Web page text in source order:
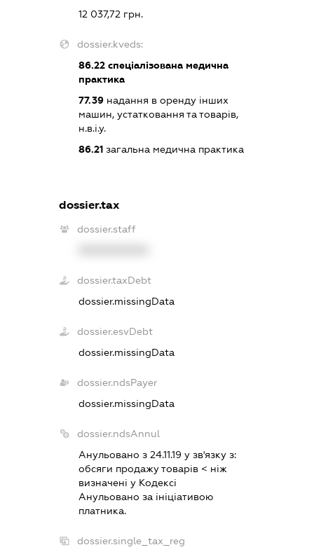
12 037,72 грн.
dossier.kveds:
86.22 спеціалізована медична
практика
77.39 надання в оренду інших
машин, устатковання та товарів,
н.в.і.у.
86.21 загальна медична практика
dossier.tax
dossier.staff
dossier.taxDebt
dossier.missingData
dossier.esvDebt
dossier.missingData
dossier.ndsPayer
dossier.missingData
dossier.ndsAnnul
Анульовано з 24.11.19 у зв'язку з:
обсяги продажу товарiв < нiж
визначенi у Кодексi
Анульовано за iнiцiативою
платника.
dossier.single_tax_reg